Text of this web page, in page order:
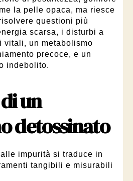
la pelle opaca, ma riesce
questioni più
scarsa, i disturbi a
vitali, un metabolismo
precoce, e un
indebolito.
un
detossinato
impurità si traduce in
tangibili e misurabili